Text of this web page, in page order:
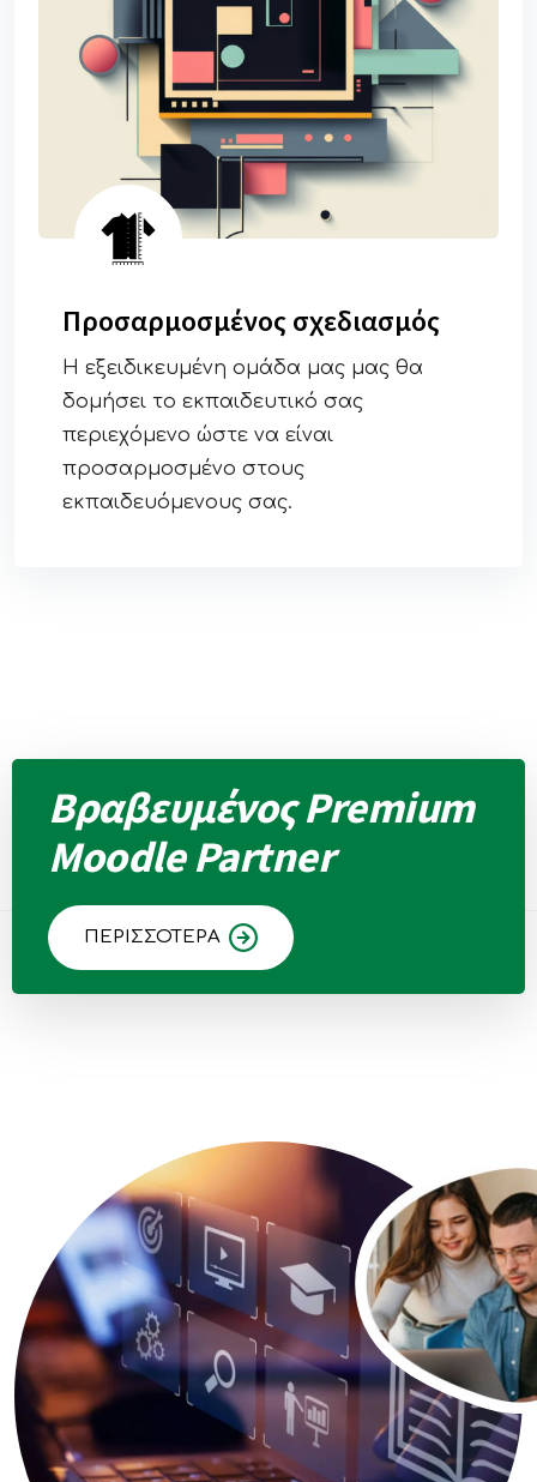
Προσαρμoσμένος σχεδιασμός
Η εξειδικευμένη ομάδα μας μας θα
δομήσει το εκπαιδευτικό σας
περιεχόμενο ώστε να είναι
προσαρμοσμένο στους
εκπαιδευόμενους σας.
Βραβευμένος Premium
Moodle Partner
ΠΕΡΙΣΣΟΤΕΡΑ